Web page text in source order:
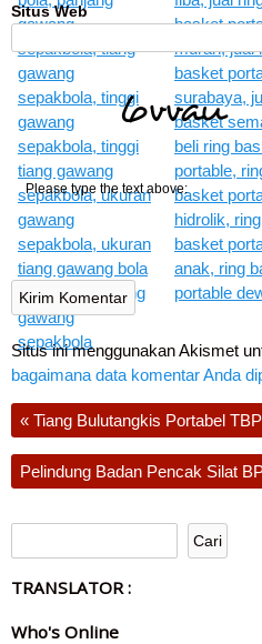
Situs Web
bssRS
Please type the text above:
Situs ini menggunakan Akismet
bagaimana data komentar Anda
« Tiang Bulutangkis Portabel
Pelindung Badan Pencak Silat
TRANSLATOR :
Who's Online